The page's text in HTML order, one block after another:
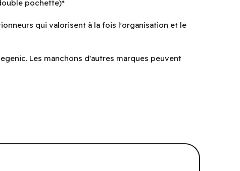
pochette)*
qui valorisent à la fois l'organisation et le
Les manchons d'autres marques peuvent